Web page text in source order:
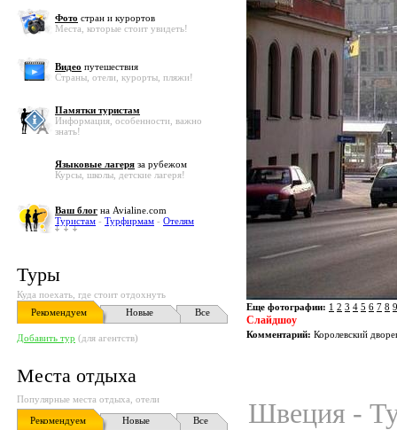
Фото стран и курортов
Места, которые стоит увидеть!
Видео путешествия
Страны, отели, курорты, пляжи!
Памятки туристам
Информация, особенности, важно
знать!
Языковые лагеря за рубежом
Курсы, школы, детские лагеря!
Ваш блог на Avialine.com
Туристам - Турфирмам - Отелям
Туры
Куда поехать, где стоит отдохнуть
Рекомендуем
Новые Все
Добавить тур (для агентств)
Места отдыха
Популярные места отдыха, отели
Рекомендуем
Новые
Все
Еще фотографии: 1 2 3 4 5 6 7 8 9
Слайдшоу
Комментарий: Королевский
Швеция -